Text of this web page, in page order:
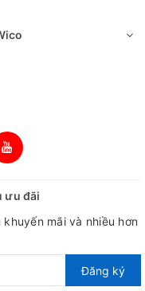
ưu đãi
mãi và nhiều hơn
Đăng ký